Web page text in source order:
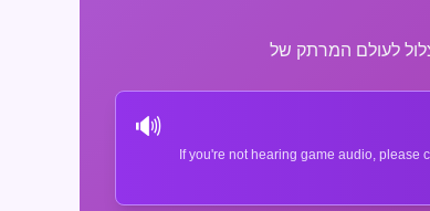
🔊
If you're not hearing game audio, please